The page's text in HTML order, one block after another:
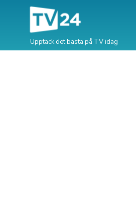
Upptäck det bästa på TV idag